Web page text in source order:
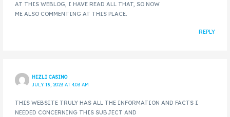
AT THIS WEBLOG, I HAVE READ ALL THAT, SO NOW
ME ALSO COMMENTING AT THIS PLACE.
REPLY
HIZLI CASINO
JULY 18, 2023 AT 4:03 AM
THIS WEBSITE TRULY HAS ALL THE INFORMATION AND FACTS I
NEEDED CONCERNING THIS SUBJECT AND